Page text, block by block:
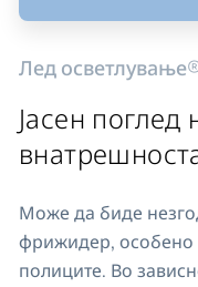
Лед
Јасен поглед
Може да биде
фрижидер, особено
полиците. Во